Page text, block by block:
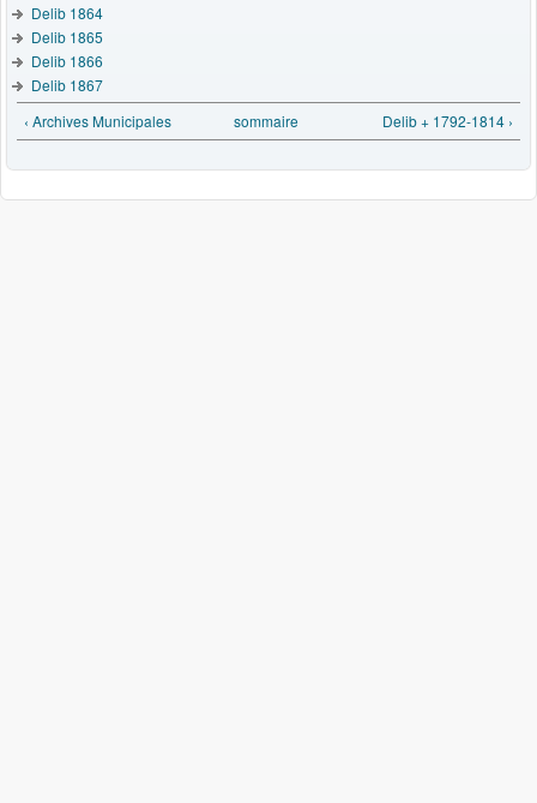
Delib 1864
Delib 1865
Delib 1866
Delib 1867
‹ Archives Municipales
sommaire Delib + 1792-1814 ›